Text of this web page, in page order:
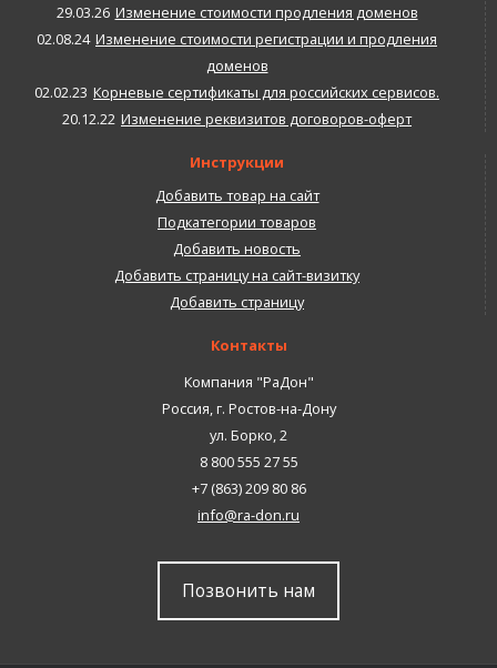
29.03.26 Изменение стоимости продления доменов
02.08.24 Изменение стоимости регистрации и продления
доменов
02.02.23 Корневые сертификаты для российских сервисов.
20.12.22 Изменение реквизитов договоров-оферт
Инструкции
Добавить товар на сайт
Подкатегории товаров
Добавить новость
Добавить страницу на сайт-визитку
Добавить страницу
Контакты
Компания "РаДон"
Россия,г. Ростов-на-Дону
ул. Борко, 2
8 800 555 27 55
+7 (863) 209 80 86
info@ra-don.ru
Позвонить нам